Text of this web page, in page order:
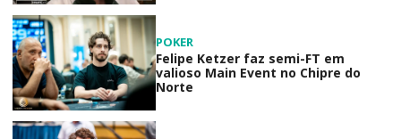
POKER
Felipe Ketzer faz semi-FT em
valioso Main Event no Chipre do
Norte